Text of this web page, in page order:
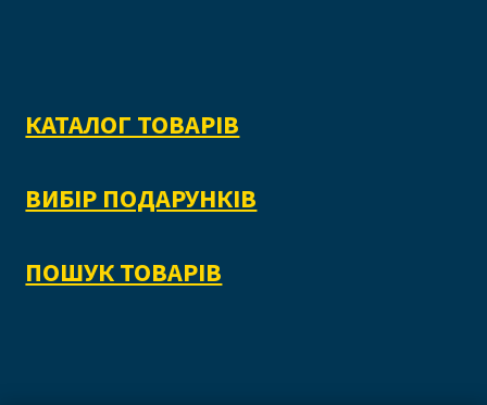
КАТАЛОГ ТОВАРІВ
ВИБІР ПОДАРУНКІВ
ПОШУК ТОВАРІВ